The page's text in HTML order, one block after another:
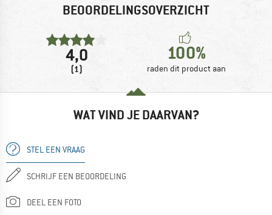
BEOORDELINGSOVERZICHT
4,0
(1)
100%
raden dit product aan
WAT VIND JE DAARVAN?
STEL EEN VRAAG
SCHRIJF EEN BEOORDELING
DEEL EEN FOTO